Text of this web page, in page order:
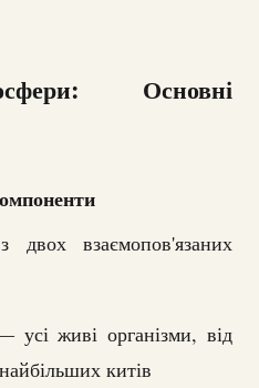
Основні
двох взаємопов'язаних
живі організми, від
китів